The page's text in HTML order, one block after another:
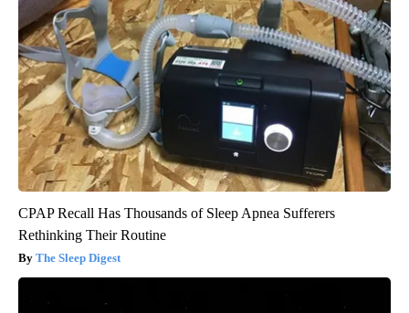
CPAP Recall Has Thousands of Sleep Apnea Sufferers
Rethinking Their Routine
The Sleep Digest